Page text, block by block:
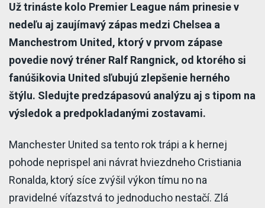
Už trináste kolo Premier League nám prinesie v
nedeľu aj zaujímavý zápas medzi Chelsea a
Manchestrom United, ktorý v prvom zápase
povedie nový tréner Ralf Rangnick, od ktorého si
fanúšikovia United sľubujú zlepšenie herného
štýlu. Sledujte predzápasovú analýzu aj s tipom na
výsledok a predpokladanými zostavami.
Manchester United sa tento rok trápi a k hernej
pohode neprispel ani návrat hviezdneho Cristiania
Ronalda, ktorý síce zvýšil výkon tímu no na
pravidelné víťazstvá to jednoducho nestačí. Zlá